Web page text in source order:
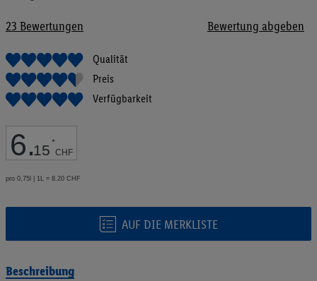
23 Bewertungen Bewertung abgeben
Qualität
Preis
Verfügbarkeit
6.15 *
CHF
pro 0,75l | 1L = 8.20 CHF
AUF DIE MERKLISTE
springen
Beschreibung